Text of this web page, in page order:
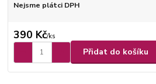
Nejsme plátci DPH
390 Kč/ks
Přidat do košíku